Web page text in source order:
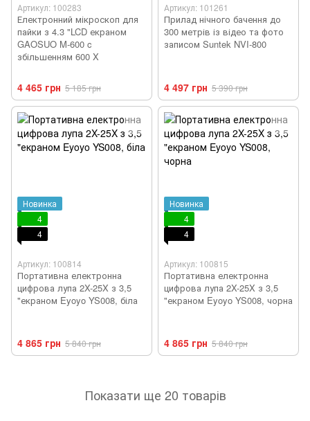
Артикул: 100283
Електронний мікроскоп для
пайки з 4.3 "LCD екраном
GAOSUO M-600 c
збільшенням 600 X
4 465 грн 5 185 грн
Артикул: 101261
Прилад нічного бачення до
300 метрів із відео та фото
записом Suntek NVI-800
4 497 грн 5 390 грн
Новинка
4
4
Артикул: 100814
Портативна електронна
цифрова лупа 2X-25X з 3,5
"екраном Eyoyo YS008, біла
4 865 грн 5 840 грн
Новинка
4
4
Артикул: 100815
Портативна електронна
цифрова лупа 2X-25X з 3,5
"екраном Eyoyo YS008, чорна
4 865 грн 5 840 грн
Показати ще 20 товарів